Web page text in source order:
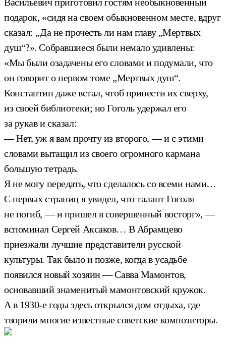
подарок, «сидя на своем обыкновенном месте, вдруг
сказал: „Да не прочесть ли нам главу „Мертвых
душ“?». Собравшиеся были немало удивлены:
«Мы были озадачены его словами и подумали, что
он говорит о первом томе „Мертвых душ“.
Константин даже встал, чтоб принести их сверху,
из своей библиотеки; но Гоголь удержал его
за рукав и сказал:
— Нет, уж я вам прочту из второго, — и с этими
словами вытащил из своего огромного кармана
большую тетрадь.
Я не могу передать, что сделалось со всеми нами…
С первых страниц я увидел, что талант Гоголя
не погиб, — и пришел в совершенный восторг», —
вспоминал Сергей Аксаков… В Абрамцево
приезжали лучшие представители русской
культуры. Так было и позже, когда в усадьбе
появился новый хозяин — Савва Мамонтов,
основавший знаменитый мамонтовский кружок.
А в 1930-е годы здесь открылся дом отдыха, где
творили многие известные советские композиторы.